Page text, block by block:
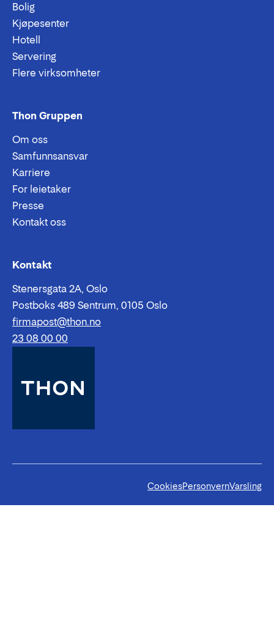
Bolig
Kjøpesenter
Hotell
Servering
Flere virksomheter
Thon Gruppen
Om oss
Samfunnsansvar
Karriere
For leietaker
Presse
Kontakt oss
Kontakt
Stenersgata 2A, Oslo
Postboks 489 Sentrum, 0105 Oslo
Epost:
firmapost@thon.no
Telefon:
23 08 00 00
CookiesPersonvernVarsling